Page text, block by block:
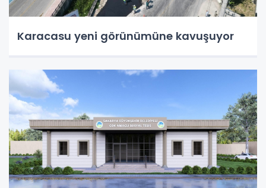
Karacasu yeni görünümüne kavuşuyor